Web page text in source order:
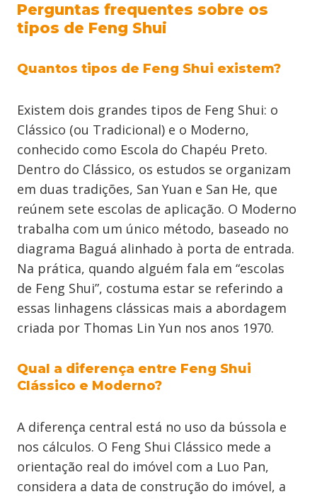
Perguntas frequentes sobre os
tipos de Feng Shui
Quantos tipos de Feng Shui existem?
Existem dois grandes tipos de Feng Shui: o
Clássico (ou Tradicional) e o Moderno,
conhecido como Escola do Chapéu Preto.
Dentro do Clássico, os estudos se organizam
em duas tradições, San Yuan e San He, que
reúnem sete escolas de aplicação. O Moderno
trabalha com um único método, baseado no
diagrama Baguá alinhado à porta de entrada.
Na prática, quando alguém fala em “escolas
de Feng Shui”, costuma estar se referindo a
essas linhagens clássicas mais a abordagem
criada por Thomas Lin Yun nos anos 1970.
Qual a diferença entre Feng Shui
Clássico e Moderno?
A diferença central está no uso da bússola e
nos cálculos. O Feng Shui Clássico mede a
orientação real do imóvel com a Luo Pan,
considera a data de construção do imóvel, a